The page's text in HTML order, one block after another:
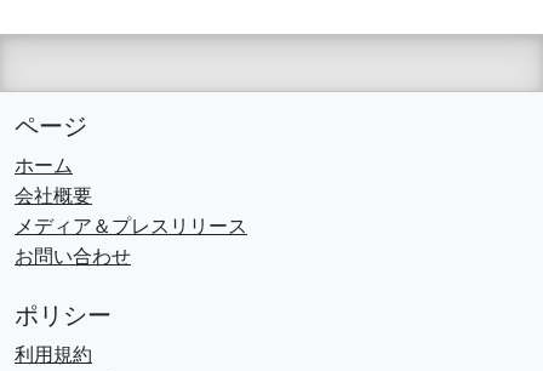
ページ
ホーム
会社概要
メディア＆プレスリリース
お問い合わせ
ポリシー
利用規約